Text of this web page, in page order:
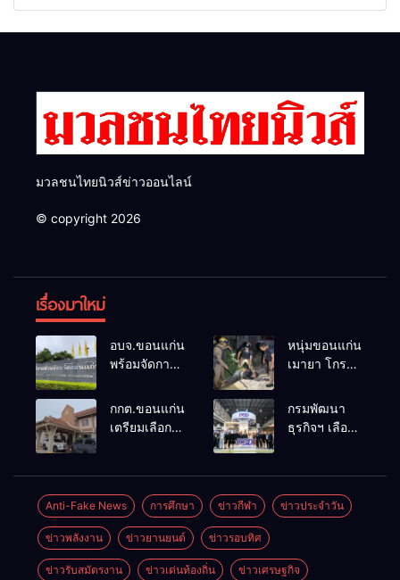
มวลชนไทยนิวส์ข่าวออนไลน์
© copyright 2026
เรื่องมาใหม่
อบจ.ขอนแก่น
พร้อมจัดการ
ยกฯ 27 ก.ย.
รับสมัคร 17-
สมัครรับการ
เลือกตั้งหาก
คุณสมบัติครบ
มั่นใจคนใช้
สิทธิ์ทะลุ 70%
หนุ่มขอนแก่น
เมายา โกรธที่
ที่ดินแล้วไม่
แบ่งเงินให้ใช้
คว้าหนังสติ๊ก
ผกก.ฯ 2 นัด
ตำรวจคุมตัว
ได้ทันควัน
กกต.ขอนแก่น
เตรียมเลือกตั้ง
ด้วยการ เปิด
รับสมัครใหม่
ทั้งหมด พร้อม
ระบุ
“วัฒนา”ลง
กรมพัฒนา
ธุรกิจฯ เลือก
ร่วม
งาน Franchise
Thailand by
Smart SME
Anti-Fake News การศึกษา ข่าวกีฬา ข่าวประจำวัน
ข่าวพลังงาน ข่าวยานยนต์ ข่าวรอบทิศ
ข่าวรับสมัตรงาน ข่าวเด่นท้องถิ่น ข่าวเศรษฐกิจ